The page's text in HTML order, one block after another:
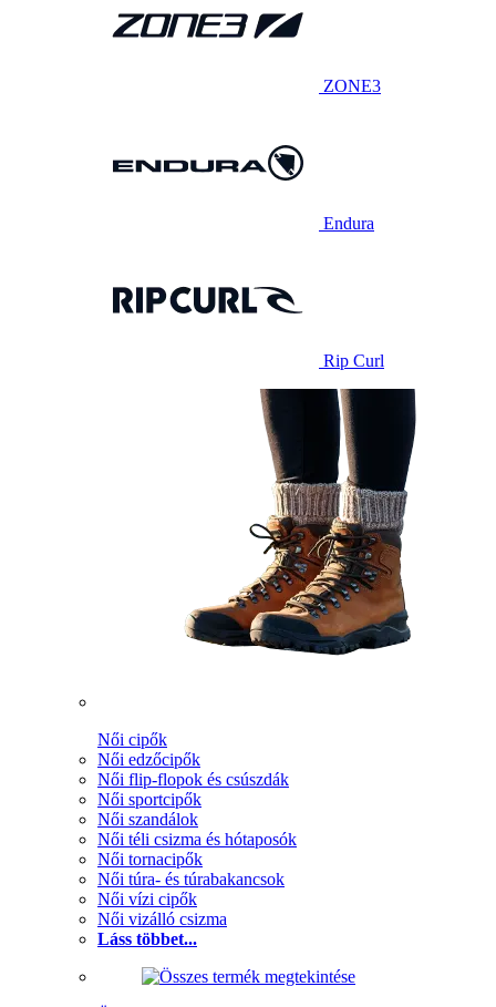
ZONE3
Endura
Rip Curl
Női cipők
Női edzőcipők
Női flip-flopok és csúszdák
Női sportcipők
Női szandálok
Női téli csizma és hótaposók
Női tornacipők
Női túra- és túrabakancsok
Női vízi cipők
Női vizálló csizma
Láss többet...